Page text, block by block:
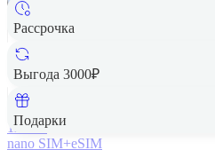
Рассрочка
Выгода 3000₽
Подарки
Apple iPhone 14 Pro Max
128 Гб
nano SIM+eSIM